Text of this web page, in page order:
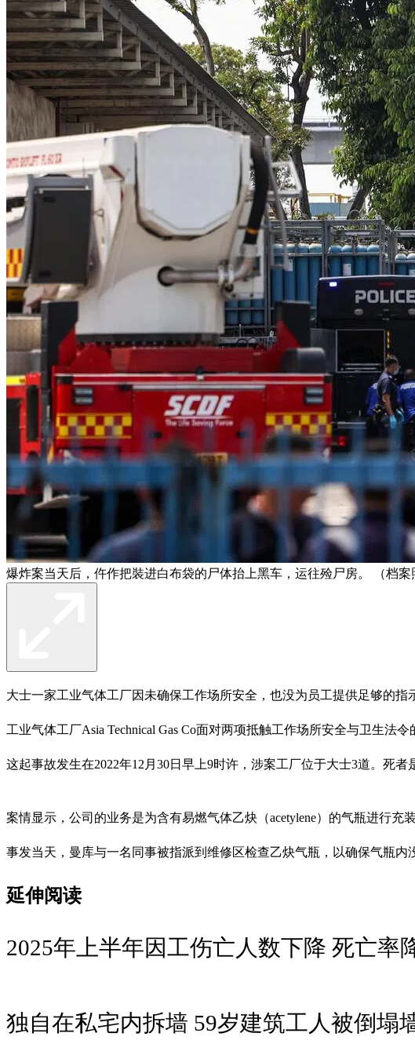
爆炸案当天后，仵作把裝进白布袋的尸体抬上黑车，运往殓尸房。 （档案
大士一家工业气体工厂因未确保工作场所安全，也没为员工提供足够的
工业气体工厂Asia Technical Gas Co面对两项抵触工作场所安全与卫生法
这起事故发生在2022年12月30日早上9时许，涉案工厂位于大士3道。死者
案情显示，公司的业务是为含有易燃气体乙炔（acetylene）的气瓶进行充
事发当天，曼库与一名同事被指派到维修区检查乙炔气瓶，以确保气瓶
延伸阅读
2025年上半年因工伤亡人数下降 死亡率
独自在私宅内拆墙 59岁建筑工人被倒塌